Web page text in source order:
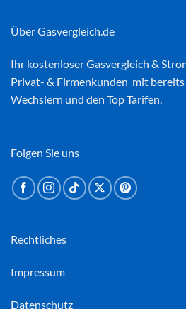
Über Gasvergleich.de
Ihr kostenloserGasvergleich &
Privat- & Firmenkunden mit bereits
Wechslern und den Top Tarifen.
Rechtliches
Impressum
Datenschutz
Folgen Sie uns